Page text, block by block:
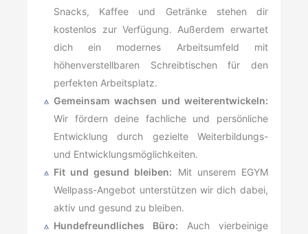
Snacks, Kaffee und Getränke stehen dir
kostenlos zur Verfügung. Außerdem erwartet
dich ein modernes Arbeitsumfeld mit
höhenverstellbaren Schreibtischen für den
perfekten Arbeitsplatz.
Gemeinsam wachsen und weiterentwickeln:
Wir fördern deine fachliche und persönliche
Entwicklung durch gezielte Weiterbildungs-
und Entwicklungsmöglichkeiten.
Fit und gesund bleiben: Mit unserem EGYM
Wellpass-Angebot unterstützen wir dich dabei,
aktiv und gesund zu bleiben.
Hundefreundliches Büro: Auch vierbeinige